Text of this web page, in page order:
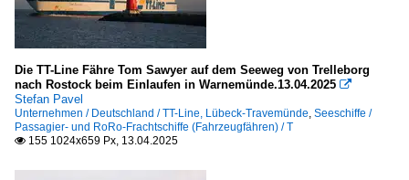
Die TT-Line Fähre Tom Sawyer auf dem Seeweg von Trelleborg
nach Rostock beim Einlaufen in Warnemünde.13.04.2025 
Stefan Pavel
Unternehmen / Deutschland / TT-Line, Lübeck-Travemünde, Seeschiffe /
Passagier- und RoRo-Frachtschiffe (Fahrzeugfähren) / T
 155 1024x659 Px, 13.04.2025